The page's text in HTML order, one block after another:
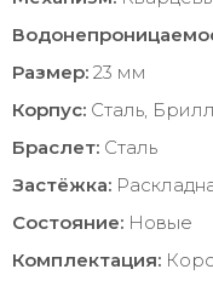
Размер: 23 мм
Корпус: Сталь,
Браслет: Сталь
Застёжка:
Состояние: Новые
Комплектация: